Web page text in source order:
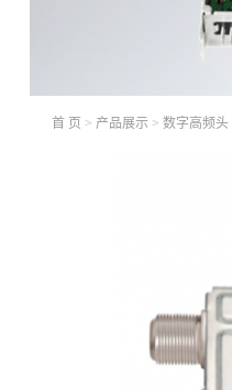
首 页 > 产品展示 > 数字高频头